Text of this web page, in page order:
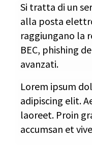
Si tratta di un
alla posta
raggiungano la
BEC, phishing
avanzati.
Lorem ipsum
adipiscing elit.
laoreet. Proin
accumsan et